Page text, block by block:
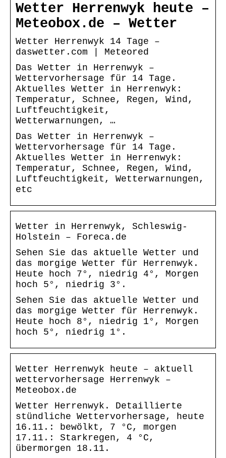
Wetter Herrenwyk heute –
Meteobox.de – Wetter
Wetter Herrenwyk 14 Tage –
daswetter.com | Meteored
Das Wetter in Herrenwyk –
Wettervorhersage für 14 Tage.
Aktuelles Wetter in Herrenwyk:
Temperatur, Schnee, Regen, Wind,
Luftfeuchtigkeit,
Wetterwarnungen, …
Das Wetter in Herrenwyk –
Wettervorhersage für 14 Tage.
Aktuelles Wetter in Herrenwyk:
Temperatur, Schnee, Regen, Wind,
Luftfeuchtigkeit, Wetterwarnungen,
etc
Wetter in Herrenwyk, Schleswig-
Holstein – Foreca.de
Sehen Sie das aktuelle Wetter und
das morgige Wetter für Herrenwyk.
Heute hoch 7°, niedrig 4°, Morgen
hoch 5°, niedrig 3°.
Sehen Sie das aktuelle Wetter und
das morgige Wetter für Herrenwyk.
Heute hoch 8°, niedrig 1°, Morgen
hoch 5°, niedrig 1°.
Wetter Herrenwyk heute – aktuell
wettervorhersage Herrenwyk –
Meteobox.de
Wetter Herrenwyk. Detaillierte
stündliche Wettervorhersage, heute
16.11.: bewölkt, 7 °C, morgen
17.11.: Starkregen, 4 °C,
übermorgen 18.11.